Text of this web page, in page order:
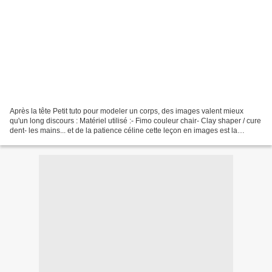
Après la tête Petit tuto pour modeler un corps, des images valent mieux
qu'un long discours : Matériel utilisé :- Fimo couleur chair- Clay shaper / cure
dent- les mains... et de la patience céline cette leçon en images est la